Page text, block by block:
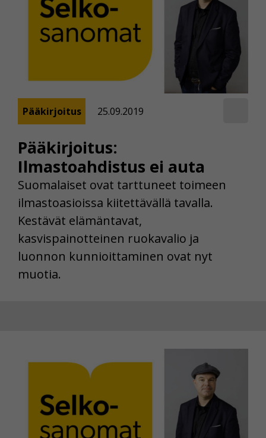
Pääkirjoitus:
Ilmastoahdistus ei auta
Pääkirjoitus 25.09.2019
Suomalaiset ovat tarttuneet toimeen
ilmastoasioissa kiitettävällä tavalla.
Kestävät elämäntavat,
kasvispainotteinen ruokavalio ja
luonnon kunnioittaminen ovat nyt
muotia.